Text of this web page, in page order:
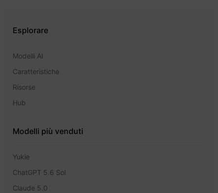
Esplorare
Modelli AI
Caratteristiche
Risorse
Hub
Modelli più venduti
Yukie
ChatGPT 5.6 Sol
Claude 5.0